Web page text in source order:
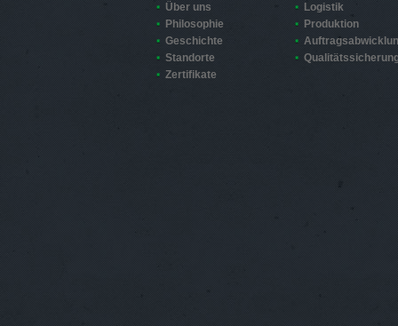
Über uns
Philosophie
Geschichte
Standorte
Zertifikate
Logistik
Produktion